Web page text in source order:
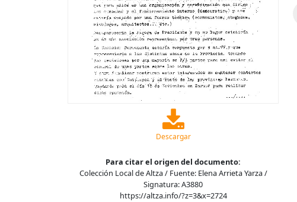
Descargar
Para citar el origen del documento:
Colección Local de Altza / Fuente: Elena Arrieta Yarza /
Signatura: A3880
https://altza.info/?z=3&x=2724